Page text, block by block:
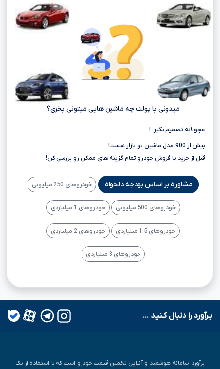
میدونی با پولت چه ماشین هایی میتونی بخری؟
عجولانه تصمیم نگیر، !
بیش از 900 مدل ماشین تو بازار هست!
قبل از خرید یا فروش خودرو تمام گزینه های ممکن رو بررسی کن!
مشاوره بر اساس بودجه دلخواه خودروهای 250 میلیونی
خودروهای 500 میلیونی خودروهای 1 میلیاردی
خودروهای 1.5 میلیاردی خودروهای 2 میلیاردی
خودروهای 3 میلیاردی
بـرآورد را دنبال کـنید ...
برآورد، سامانه هوشمند و آنلاین تخمین قیمت خودرو است که با استفاده از یک